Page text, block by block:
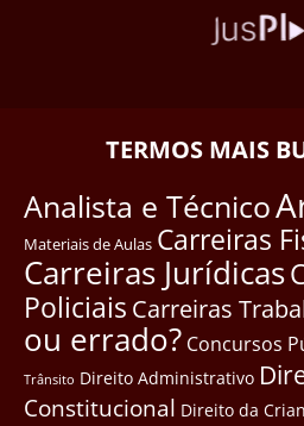
TERMOS MAIS
Analista e Técnico
Materiais de Aulas Carreiras
Carreiras Jurídicas
Policiais Carreiras
ou errado? Concursos
Trânsito Direito Administrativo
Constitucional Direito da